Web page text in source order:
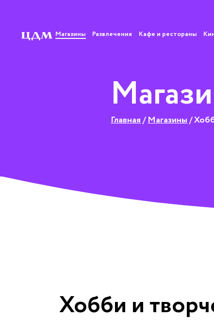
Магазины Развлечения Кафе и рестораны
Главная/Магазины/
Хобби и